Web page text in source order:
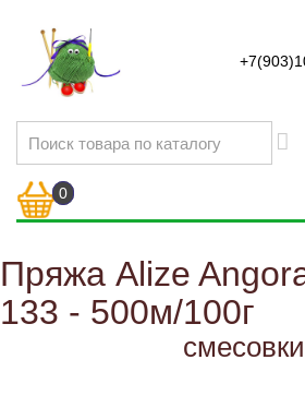
0
Пряжа Alize
133 - 500м/100г
смесовки